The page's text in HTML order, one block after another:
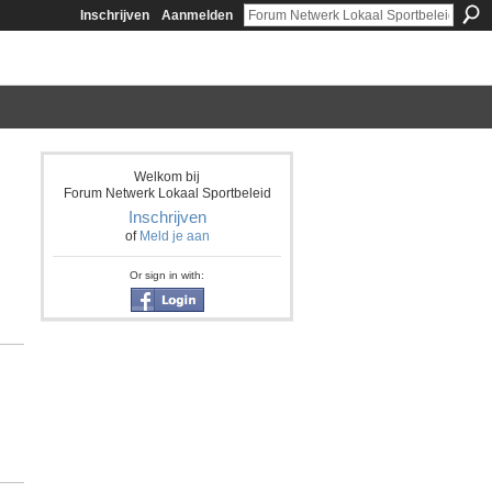
Inschrijven Aanmelden
Welkom bij
Forum Netwerk Lokaal Sportbeleid
Inschrijven
of Meld je aan
Or sign in with: